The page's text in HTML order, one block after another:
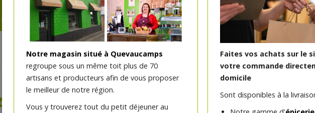
SOINS ET HYGIÈNE DU CORPS BEAUTÉ HUILES ESSENTIELLES MAISON
Notre magasin situé à Quevaucamps
regroupe sous un même toit plus de 70
artisans et producteurs afin de vous proposer
le meilleur de notre région.
Vous y trouverez tout du petit déjeuner au
Faites vos achats sur le
votre commande
domicile
Sont disponibles à la
dès jeudi 06/08 (10:00)
Lot de 4 pailles inox